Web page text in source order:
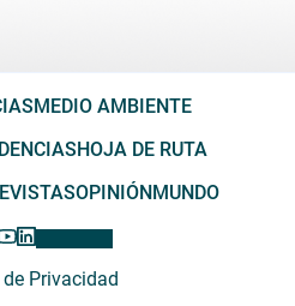
MEDIO AMBIENTE
HOJA DE RUTA
OPINIÓNMUNDO
Privacidad